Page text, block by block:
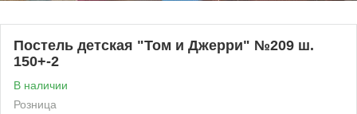
Постель детская "Том и Джерри" №209 ш.
150+-2
В наличии
Розница